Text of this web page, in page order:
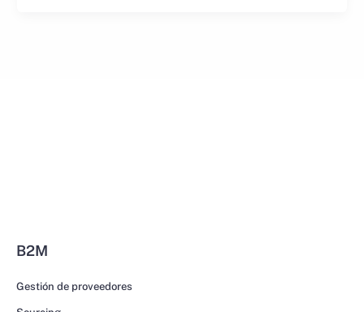
B2M
Gestión de proveedores